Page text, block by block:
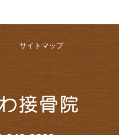
サイトマップ